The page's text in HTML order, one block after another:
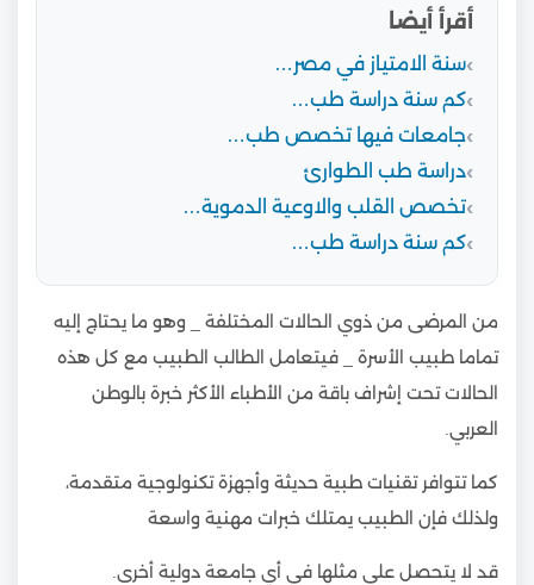
أقرأ أيضا
سنة الامتياز في مصر…
كم سنة دراسة طب…
جامعات فيها تخصص طب…
دراسة طب الطوارئ
تخصص القلب والاوعية الدموية…
كم سنة دراسة طب…
من المرضى من ذوي الحالات المختلفة _ وهو ما يحتاج إليه
تماما طبيب الأسرة _ فيتعامل الطالب الطبيب مع كل هذه
الحالات تحت إشراف باقة من الأطباء الأكثر خبرة بالوطن
العربي.
كما تتوافر تقنيات طبية حديثة وأجهزة تكنولوجية متقدمة،
ولذلك فإن الطبيب يمتلك خبرات مهنية واسعة
قد لا يتحصل على مثلها في أي جامعة دولية أخرى.